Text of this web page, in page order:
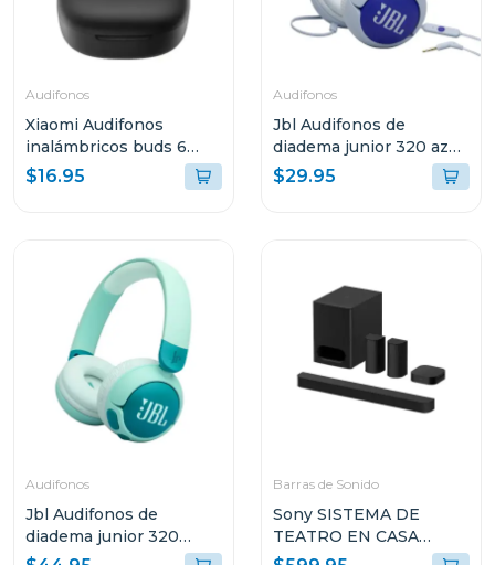
Audifonos
Xiaomi Audifonos
inalámbricos buds 6
play negro 2420e1n
$16.95
Audifonos
Jbl Audifonos de
diadema junior 320 azul
bluam
$29.95
Audifonos
Jbl Audifonos de
diadema junior 320
inalámbricos bt verde
Barras de Sonido
Sony SISTEMA DE
TEATRO EN CASA
BRAVIA THEATRE